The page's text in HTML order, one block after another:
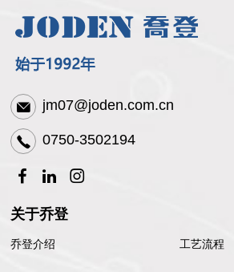
jm07@joden.com.cn
0750-3502194
关于乔登
乔登介绍 工艺流程